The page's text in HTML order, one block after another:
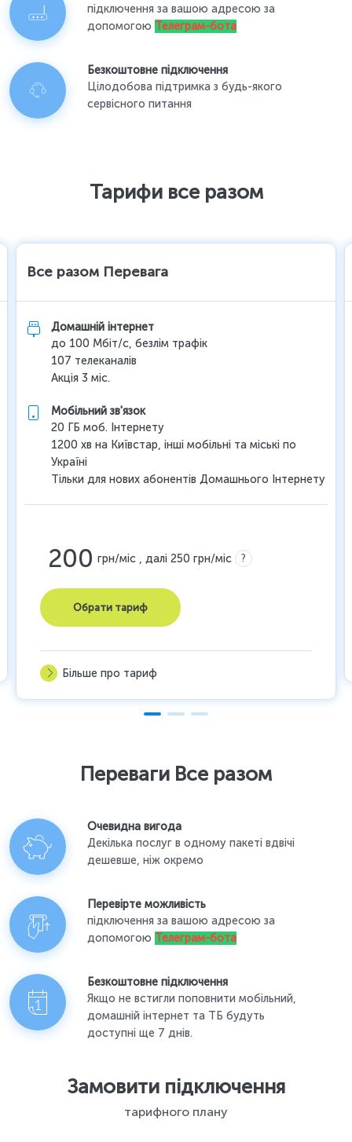
підключення за вашою адресою за
допомогою Телеграм-бота
Безкоштовне підключення
Цілодобова підтримка з будь-якого
сервісного питання
Тарифи все разом
Все разом Перевага
Домашній інтернет
до 100 Мбіт/с, безлім трафік
107 телеканалів
Акція 3 міс.
Мобільний зв'язок
20 ГБ моб. Інтернету
1200 хв на Київстар, інші мобільні та міські по
Україні
Тільки для нових абонентів Домашнього Інтернету
200 грн/міс , далі 250 грн/міс ?
Обрати тариф
Більше про тариф
Переваги Все разом
Очевидна вигода
Декілька послуг в одному пакеті вдвічі
дешевше, ніж окремо
Перевірте можливість
підключення за вашою адресою за
допомогою Телеграм-бота
Безкоштовне підключення
Якщо не встигли поповнити мобільний,
домашній інтернет та ТБ будуть
доступні ще 7 днів.
Замовити підключення
тарифного плану